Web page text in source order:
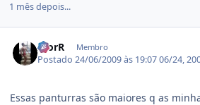
1 mês depois...
IgorR Membro
Postado24/06/2009 às 19:0706/24,
Essas panturras são maiores q as